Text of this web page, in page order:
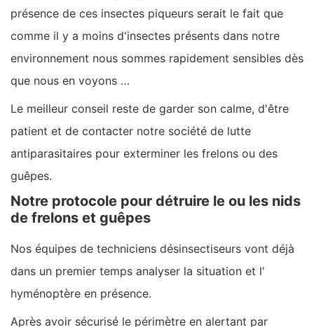
présence de ces insectes piqueurs serait le fait que
comme il y a moins d'insectes présents dans notre
environnement nous sommes rapidement sensibles dès
que nous en voyons …
Le meilleur conseil reste de garder son calme, d'être
patient et de contacter notre société de lutte
antiparasitaires pour exterminer les frelons ou des
guêpes.
Notre protocole pour détruire le ou les nids
de frelons et guêpes
Nos équipes de techniciens désinsectiseurs vont déjà
dans un premier temps analyser la situation et l'
hyménoptère en présence.
Après avoir sécurisé le périmètre en alertant par